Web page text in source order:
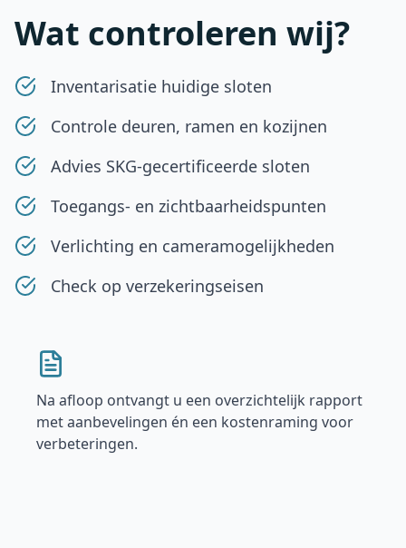
Wat controleren wij?
Inventarisatie huidige sloten
Controle deuren, ramen en kozijnen
Advies SKG-gecertificeerde sloten
Toegangs- en zichtbaarheidspunten
Verlichting en cameramogelijkheden
Check op verzekeringseisen
Na afloop ontvangt u een overzichtelijk rapport
met aanbevelingen én een kostenraming voor
verbeteringen.